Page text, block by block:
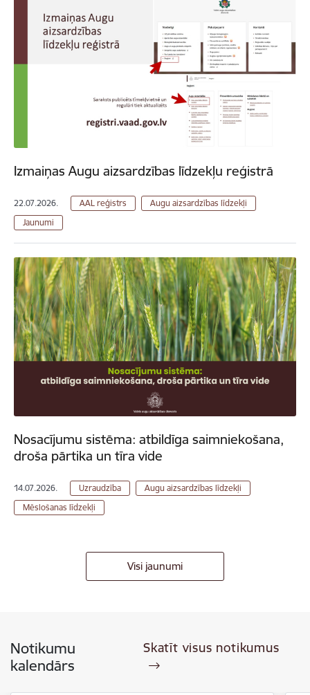
Izmaiņas Augu aizsardzības līdzekļu reģistrā
22.07.2026. AAL reģistrs
Augu aizsardzības līdzekļi
Jaunumi
Nosacījumu sistēma: atbildīga saimniekošana,
droša pārtika un tīra vide
14.07.2026. Uzraudzība
Augu aizsardzības līdzekļi
Mēslošanas līdzekļi
Visi jaunumi
Notikumu
kalendārs
Skatīt visus notikumus